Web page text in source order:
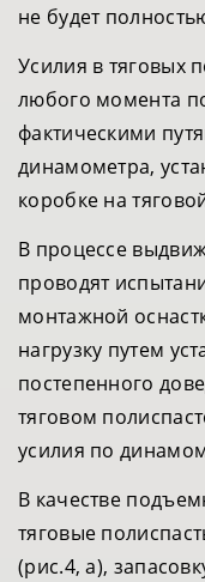
не будет
Усилия в тяговых
любого момента
фактическими
динамометра,
коробке на
В процессе
проводят
монтажной
нагрузку путем
постепенного
тяговом
усилия по
В качестве
тяговые
(рис.4, а),